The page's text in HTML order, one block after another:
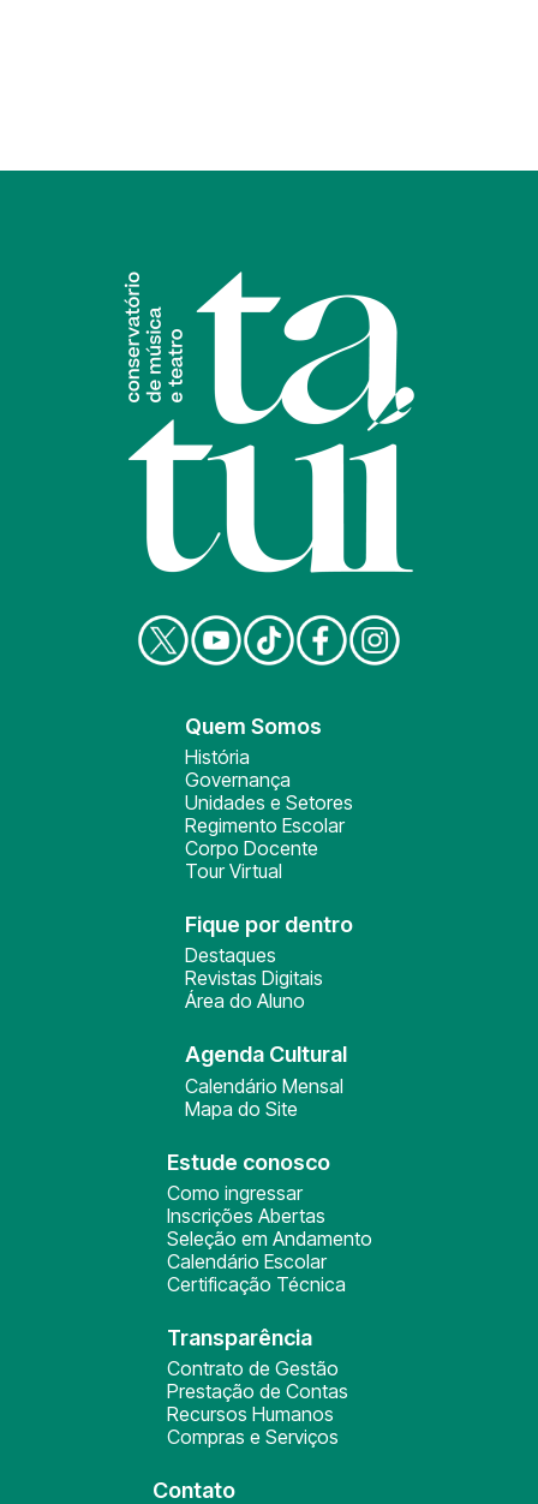
Quem Somos
História
Governança
Unidades e Setores
Regimento Escolar
Corpo Docente
Tour Virtual
Fique por dentro
Destaques
Revistas Digitais
Área do Aluno
Agenda Cultural
Calendário Mensal
Mapa do Site
Estude conosco
Como ingressar
Inscrições Abertas
Seleção em Andamento
Calendário Escolar
Certificação Técnica
Transparência
Contrato de Gestão
Prestação de Contas
Recursos Humanos
Compras e Serviços
Contato